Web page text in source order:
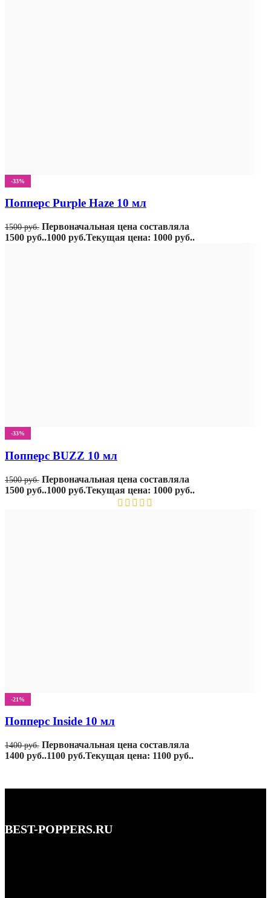
-33%
Попперс Purple Haze 10 мл
1500руб. Первоначальная цена составляла
1500 руб..1000 руб.Текущая цена: 1000 руб..
-33%
Попперс BUZZ 10 мл
1500руб. Первоначальная цена составляла
1500 руб..1000 руб.Текущая цена: 1000 руб..
-21%
Попперс Inside 10 мл
1400руб. Первоначальная цена составляла
1400 руб..1100 руб.Текущая цена: 1100 руб..
BEST-POPPERS.RU